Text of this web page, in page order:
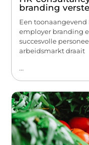
branding
Een
employer branding
succesvolle
arbeidsmarkt draait
...